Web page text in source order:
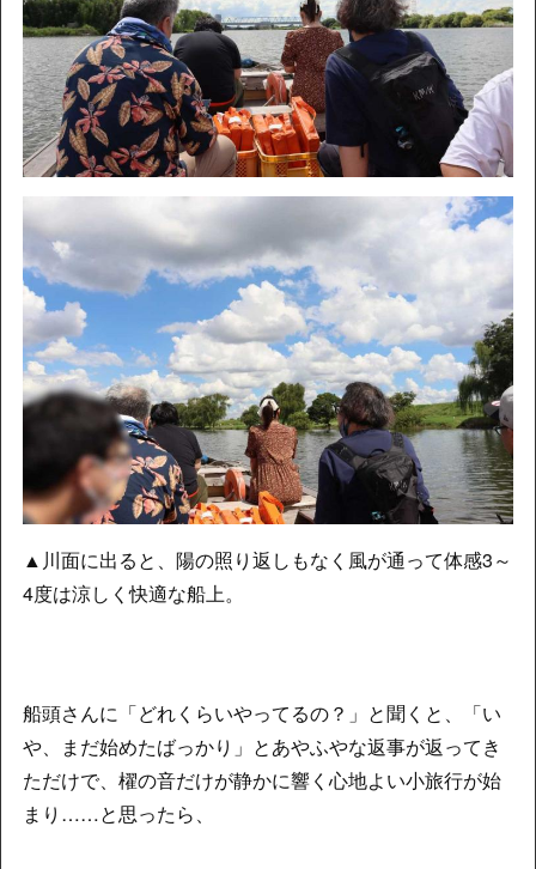
▲川面に出ると、陽の照り返しもなく風が通って体感3～
4度は涼しく快適な船上。
船頭さんに「どれくらいやってるの？」と聞くと、「い
や、まだ始めたばっかり」とあやふやな返事が返ってき
ただけで、櫂の音だけが静かに響く心地よい小旅行が始
まり……と思ったら、